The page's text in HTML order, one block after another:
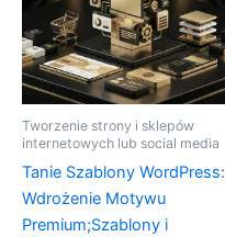
Tworzenie strony i sklepów
internetowych lub social media
Tanie Szablony WordPress:
Wdrożenie Motywu
Premium;Szablony i